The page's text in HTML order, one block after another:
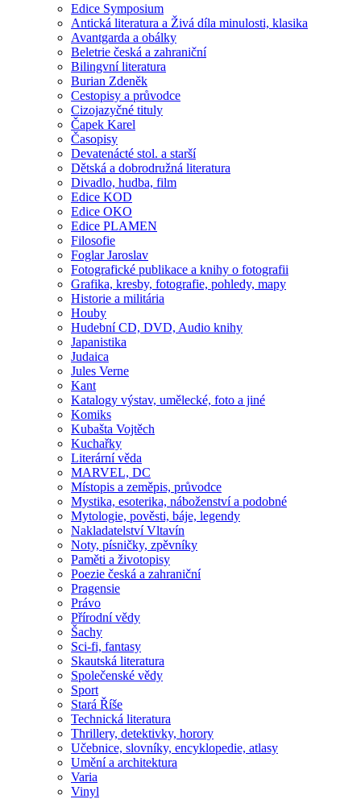
Edice Symposium
Antická literatura a Živá díla minulosti, klasika
Avantgarda a obálky
Beletrie česká a zahraniční
Bilingvní literatura
Burian Zdeněk
Cestopisy a průvodce
Cizojazyčné tituly
Čapek Karel
Časopisy
Devatenácté stol. a starší
Dětská a dobrodružná literatura
Divadlo, hudba, film
Edice KOD
Edice OKO
Edice PLAMEN
Filosofie
Foglar Jaroslav
Fotografické publikace a knihy o fotografii
Grafika, kresby, fotografie, pohledy, mapy
Historie a militária
Houby
Hudební CD, DVD, Audio knihy
Japanistika
Judaica
Jules Verne
Kant
Katalogy výstav, umělecké, foto a jiné
Komiks
Kubašta Vojtěch
Kuchařky
Literární věda
MARVEL, DC
Místopis a zeměpis, průvodce
Mystika, esoterika, náboženství a podobné
Mytologie, pověsti, báje, legendy
Nakladatelství Vltavín
Noty, písničky, zpěvníky
Paměti a životopisy
Poezie česká a zahraniční
Pragensie
Právo
Přírodní vědy
Šachy
Sci-fi, fantasy
Skautská literatura
Společenské vědy
Sport
Stará Říše
Technická literatura
Thrillery, detektivky, horory
Učebnice, slovníky, encyklopedie, atlasy
Umění a architektura
Varia
Vinyl